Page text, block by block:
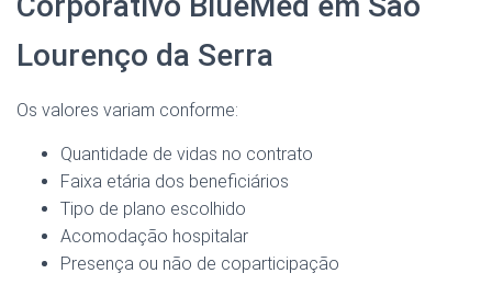
Lourenço da Serra
Os valores variam conforme:
Quantidade de vidas no contrato
Faixa etária dos beneficiários
Tipo de plano escolhido
Acomodação hospitalar
Presença ou não de coparticipação